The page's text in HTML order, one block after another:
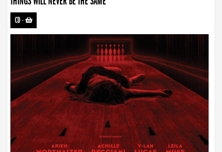
CD-